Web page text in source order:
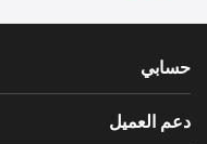
حسابي
دعم العميل